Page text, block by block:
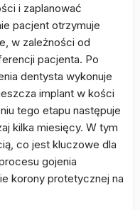
i zaplanować
pacjent otrzymuje
w zależności od
pacjenta. Po
dentysta wykonuje
implant w kości
tego etapu następuje
kilka miesięcy. W tym
co jest kluczowe dla
gojenia
korony protetycznej na